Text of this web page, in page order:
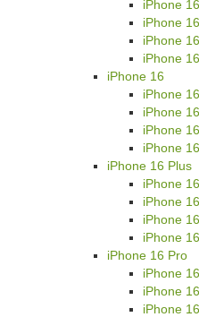
iPhone
iPhone
iPhone
iPhone
iPhone 16
iPhone
iPhone
iPhone
iPhone
iPhone 16 Plus
iPhone
iPhone
iPhone
iPhone
iPhone 16 Pro
iPhone
iPhone
iPhone